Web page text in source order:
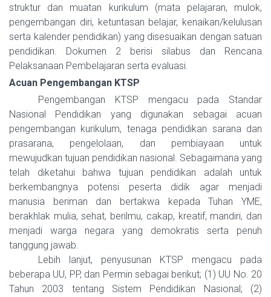
struktur dan muatan kurikulum (mata pelajaran, mulok,
pengembangan diri, ketuntasan belajar, kenaikan/kelulusan
serta kalender pendidikan) yang disesuaikan dengan satuan
pendidikan. Dokumen 2 berisi silabus dan Rencana
Pelaksanaan Pembelajaran serta evaluasi.
Acuan Pengembangan KTSP
Pengembangan KTSP mengacu pada Standar
Nasional Pendidikan yang digunakan sebagai acuan
pengembangan kurikulum, tenaga pendidikan sarana dan
prasarana, pengelolaan, dan pembiayaan untuk
mewujudkan tujuan pendidikan nasional. Sebagaimana yang
telah diketahui bahwa tujuan pendidikan adalah untuk
berkembangnya potensi peserta didik agar menjadi
manusia beriman dan bertakwa kepada Tuhan YME,
berakhlak mulia, sehat, berilmu, cakap, kreatif, mandiri, dan
menjadi warga negara yang demokratis serta penuh
tanggung jawab.
Lebih lanjut, penyusunan KTSP mengacu pada
beberapa UU, PP, dan Permin sebagai berikut; (1) UU No. 20
Tahun 2003 tentang Sistem Pendidikan Nasional; (2)